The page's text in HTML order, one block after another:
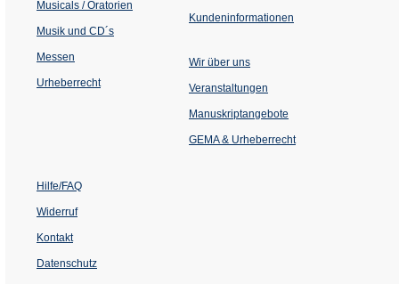
Musicals / Oratorien
Musik und CD´s
Messen
Urheberrecht
Kundeninformationen
Wir über uns
Veranstaltungen
einem
Tab)
Manuskriptangebote
GEMA & Urheberrecht
Hilfe/FAQ
Widerruf
Kontakt
Datenschutz